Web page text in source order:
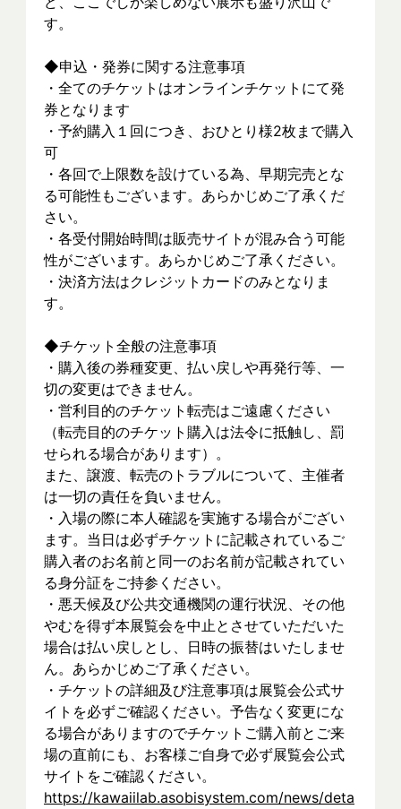
す。
◆申込・発券に関する注意事項
・全てのチケットはオンラインチケットにて発
券となります
・予約購入１回につき、おひとり様2枚まで購入
可
・各回で上限数を設けている為、早期完売とな
る可能性もございます。あらかじめご了承くだ
さい。
・各受付開始時間は販売サイトが混み合う可能
性がございます。あらかじめご了承ください。
・決済方法はクレジットカードのみとなりま
す。
◆チケット全般の注意事項
・購入後の券種変更、払い戻しや再発行等、一
切の変更はできません。
・営利目的のチケット転売はご遠慮ください
（転売目的のチケット購入は法令に抵触し、罰
せられる場合があります）。
また、譲渡、転売のトラブルについて、主催者
は一切の責任を負いません。
・入場の際に本人確認を実施する場合がござい
ます。当日は必ずチケットに記載されているご
購入者のお名前と同一のお名前が記載されてい
る身分証をご持参ください。
・悪天候及び公共交通機関の運行状況、その他
やむを得ず本展覧会を中止とさせていただいた
場合は払い戻しとし、日時の振替はいたしませ
ん。あらかじめご了承ください。
・チケットの詳細及び注意事項は展覧会公式サ
イトを必ずご確認ください。予告なく変更にな
る場合がありますのでチケットご購入前とご来
場の直前にも、お客様ご自身で必ず展覧会公式
サイトをご確認ください。
https://kawaiilab.asobisystem.com/news/deta